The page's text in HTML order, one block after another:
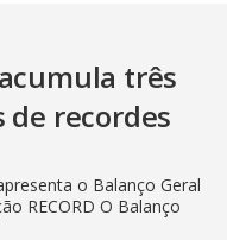
três
de recordes
o Balanço Geral
RECORD O Balanço